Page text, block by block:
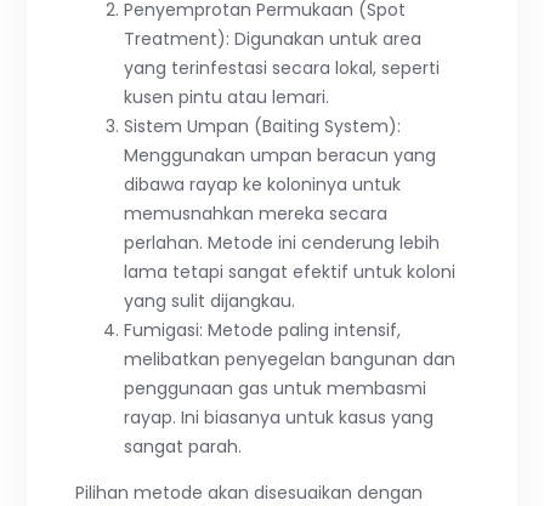
Penyemprotan Permukaan (Spot
Treatment): Digunakan untuk area
yang terinfestasi secara lokal, seperti
kusen pintu atau lemari.
Sistem Umpan (Baiting System):
Menggunakan umpan beracun yang
dibawa rayap ke koloninya untuk
memusnahkan mereka secara
perlahan. Metode ini cenderung lebih
lama tetapi sangat efektif untuk koloni
yang sulit dijangkau.
Fumigasi: Metode paling intensif,
melibatkan penyegelan bangunan dan
penggunaan gas untuk membasmi
rayap. Ini biasanya untuk kasus yang
sangat parah.
Pilihan metode akan disesuaikan dengan